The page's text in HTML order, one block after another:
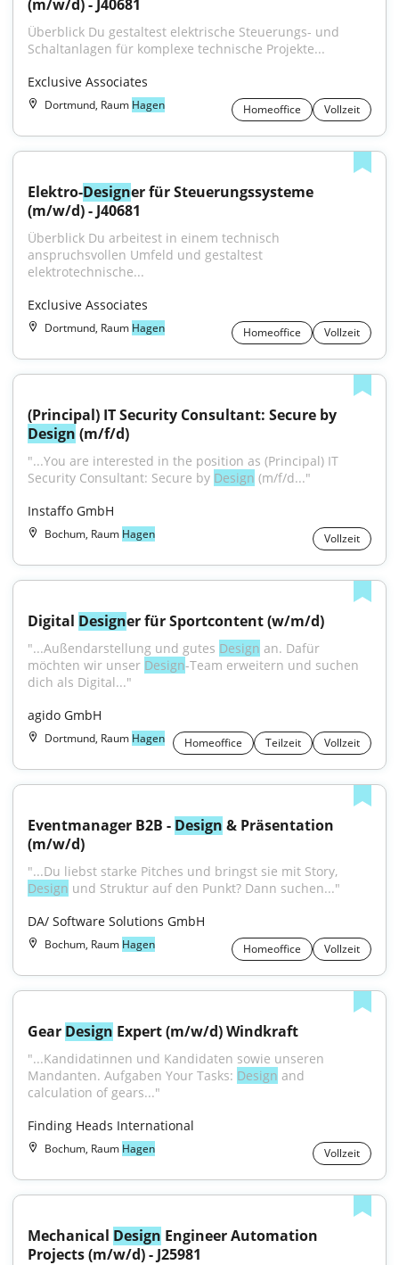
(m/w/d) - J40681
Überblick Du gestaltest elektrische Steuerungs- und
Schaltanlagen für komplexe technische Projekte...
Exclusive Associates
Dortmund, Raum Hagen Homeoffice Vollzeit
Elektro-Designer für Steuerungssysteme
(m/w/d) - J40681
Überblick Du arbeitest in einem technisch
anspruchsvollen Umfeld und gestaltest
elektrotechnische...
Exclusive Associates
Dortmund, Raum Hagen Homeoffice Vollzeit
Design (m/f/d)
"...You are interested in the position as (Principal) IT
Security Consultant: Secure by Design (m/f/d..."
Instaffo GmbH
Bochum, Raum Hagen Vollzeit
Digital Designer für Sportcontent (w/m/d)
"...Außendarstellung und gutes Design an. Dafür
möchten wir unser Design-Team erweitern und suchen
dich als Digital..."
agido GmbH
Dortmund, Raum Hagen Homeoffice Teilzeit Vollzeit
Eventmanager B2B - Design & Präsentation
(m/w/d)
Design und Struktur auf den Punkt? Dann suchen..."
DA/ Software Solutions GmbH
Bochum, Raum Hagen Homeoffice Vollzeit
Gear Design Expert (m/w/d) Windkraft
"...Kandidatinnen und Kandidaten sowie unseren
Mandanten. Aufgaben Your Tasks: Design and
calculation of gears..."
Finding Heads International
Bochum, Raum Hagen Vollzeit
Mechanical Design Engineer Automation
Projects (m/w/d) - J25981